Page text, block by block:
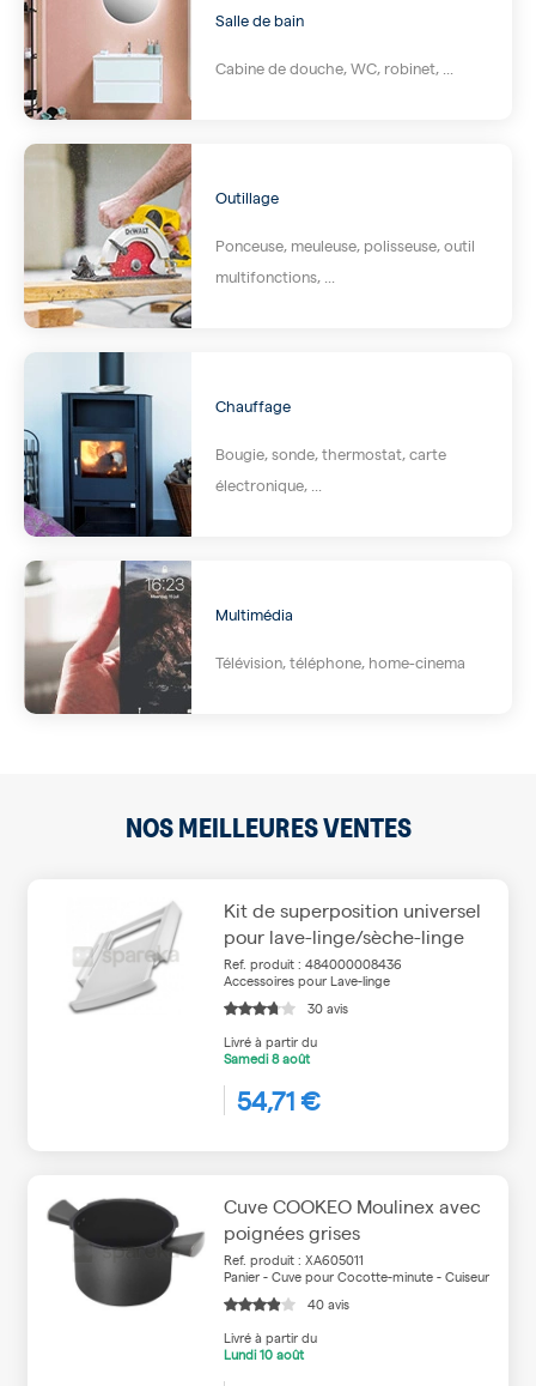
Salle de bain
Cabine de douche, WC, robinet, ...
Outillage
Ponceuse, meuleuse, polisseuse, outil
multifonctions, ...
Chauffage
Bougie, sonde, thermostat, carte
électronique, ...
Multimédia
Télévision, téléphone, home-cinema
NOS MEILLEURES VENTES
Kit de superposition universel
pour lave-linge/sèche-linge
Ref. produit : 484000008436
Accessoires pour Lave-linge
30 avis
Livré à partir du
Samedi8 août
54,71 €
Cuve COOKEO Moulinex avec
poignées grises
Ref. produit : XA605011
Panier - Cuve pour Cocotte-minute - Cuiseur
40 avis
Livré à partir du
Lundi10 août